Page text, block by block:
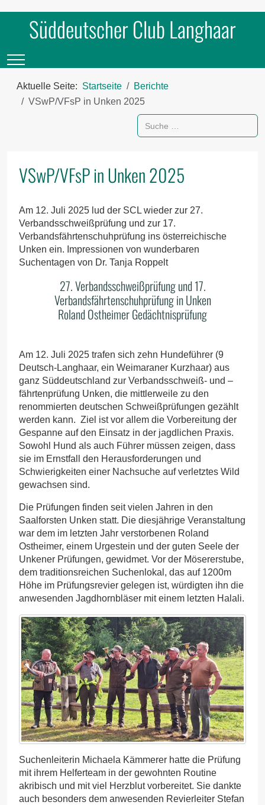
Süddeutscher Club Langhaar
Mobile Menu Toggle
Aktuelle Seite: Startseite
Berichte
VSwP/VFsP in Unken 2025
Suchen
VSwP/VFsP in Unken 2025
Am 12. Juli 2025 lud der SCL wieder zur 27.
Verbandsschweißprüfung und zur 17.
Verbandsfährtenschuhprüfung ins österreichische
Unken ein. Impressionen von wunderbaren
Suchentagen von Dr. Tanja Roppelt
27. Verbandsschweißprüfung und 17.
Verbandsfährtenschuhprüfung in Unken
Roland Ostheimer Gedächtnisprüfung
Am 12. Juli 2025 trafen sich zehn Hundeführer (9
Deutsch-Langhaar, ein Weimaraner Kurzhaar) aus
ganz Süddeutschland zur Verbandsschweiß- und –
fährtenprüfung Unken, die mittlerweile zu den
renommierten deutschen Schweißprüfungen gezählt
werden kann. Ziel ist vor allem die Vorbereitung der
Gespanne auf den Einsatz in der jagdlichen Praxis.
Sowohl Hund als auch Führer müssen zeigen, dass
sie im Ernstfall den Herausforderungen und
Schwierigkeiten einer Nachsuche auf verletztes Wild
gewachsen sind.
Die Prüfungen finden seit vielen Jahren in den
Saalforsten Unken statt. Die diesjährige Veranstaltung
war dem im letzten Jahr verstorbenen Roland
Ostheimer, einem Urgestein und der guten Seele der
Unkener Prüfungen, gewidmet. Vor der Mösererstube,
dem traditionsreichen Suchenlokal, das auf 1200m
Höhe im Prüfungsrevier gelegen ist, würdigten ihn die
anwesenden Jagdhornbläser mit einem letzten Halali.
Suchenleiterin Michaela Kämmerer hatte die Prüfung
mit ihrem Helferteam in der gewohnten Routine
akribisch und mit viel Herzblut vorbereitet. Sie dankte
auch besonders dem anwesenden Revierleiter Stefan